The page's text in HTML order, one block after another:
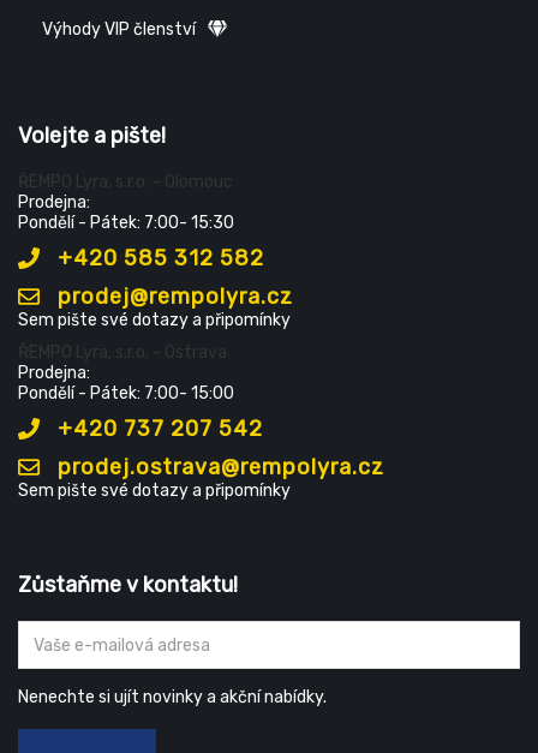
Výhody VIP členství
Volejte a pište!
ŘEMPO Lyra, s.r.o. - Olomouc
Prodejna:
Pondělí - Pátek: 7:00- 15:30
+420 585 312 582
prodej@rempolyra.cz
Sem pište své dotazy a připomínky
ŘEMPO Lyra, s.r.o. - Ostrava
Prodejna:
Pondělí - Pátek: 7:00- 15:00
+420 737 207 542
prodej.ostrava@rempolyra.cz
Sem pište své dotazy a připomínky
Zůstaňme v kontaktu!
Nenechte si ujít novinky a akční nabídky.